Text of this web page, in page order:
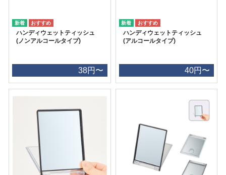
ハンディウェットティッシュ
(ノンアルコールタイプ)
38円〜
ハンディウェットティッシュ
(アルコールタイプ)
40円〜